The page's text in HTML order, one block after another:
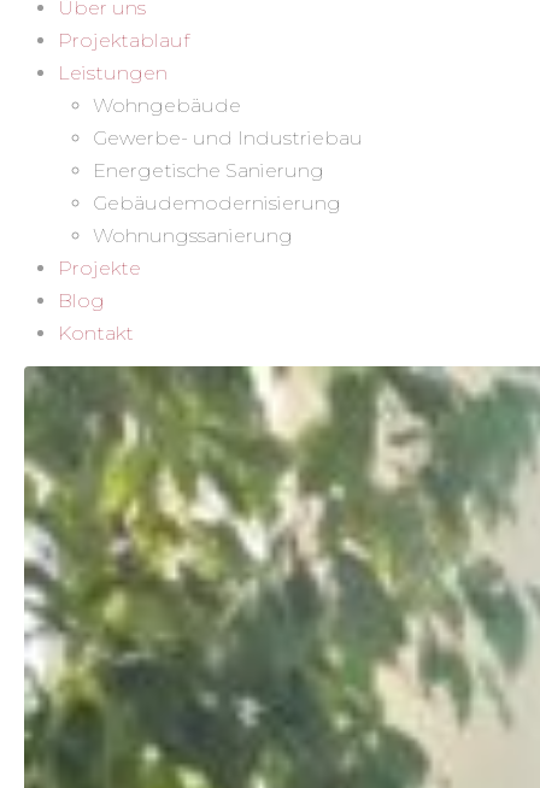
Über uns
Projektablauf
Leistungen
Wohngebäude
Gewerbe- und Industriebau
Energetische Sanierung
Gebäudemodernisierung
Wohnungssanierung
Projekte
Blog
Kontakt